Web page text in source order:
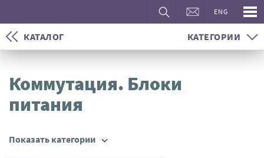
ENG
КАТАЛОГ КАТЕГОРИИ
Коммутация. Блоки
питания
Показать категории